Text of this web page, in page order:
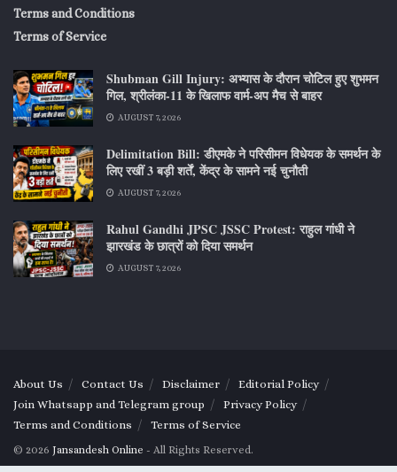
Terms and Conditions
Terms of Service
Shubman Gill Injury: अभ्यास के दौरान चोटिल हुए शुभमन
गिल, श्रीलंका-11 के खिलाफ वार्म-अप मैच से बाहर
AUGUST 7, 2026
Delimitation Bill: डीएमके ने परिसीमन विधेयक के समर्थन के
लिए रखीं 3 बड़ी शर्तें, केंद्र के सामने नई चुनौती
AUGUST 7, 2026
Rahul Gandhi JPSC JSSC Protest: राहुल गांधी ने
झारखंड के छात्रों को दिया समर्थन
AUGUST 7, 2026
About Us Contact Us Disclaimer
Editorial Policy
Join Whatsapp and Telegram group
Privacy Policy
Terms and Conditions
Terms of Service
© 2026 Jansandesh Online - All Rights Reserved.